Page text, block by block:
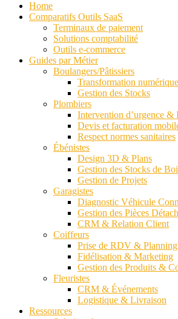
Home
Comparatifs Outils SaaS
Terminaux de paiement
Solutions comptabilité
Outils e-commerce
Guides par Métier
Boulangers/Pâtissiers
Transformation numérique
Gestion des Stocks
Plombiers
Intervention d’urgence &
Devis et facturation
Respect normes sanitaires
Ébénistes
Design 3D & Plans
Gestion des Stocks de
Gestion de Projets
Garagistes
Diagnostic Véhicule
Gestion des Pièces
CRM & Relation Client
Coiffeurs
Prise de RDV & Planning
Fidélisation & Marketing
Gestion des Produits &
Fleuristes
CRM & Événements
Logistique & Livraison
Ressources